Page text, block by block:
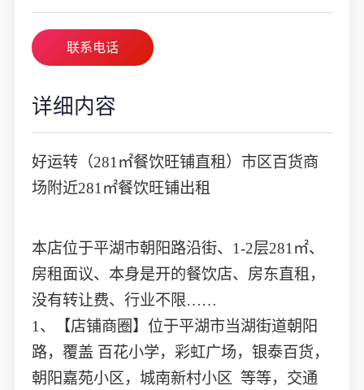
联系电话
详细内容
好运转（281㎡餐饮旺铺直租）市区百货商
场附近281㎡餐饮旺铺出租
本店位于平湖市朝阳路沿街、1-2层281㎡、
房租面议、本身是开的餐饮店、房东直租，
没有转让费、行业不限……
1、【店铺商圈】位于平湖市当湖街道朝阳
路，覆盖 百花小学，彩虹广场，银泰百货，
朝阳嘉苑小区，城南新村小区 等等，交通